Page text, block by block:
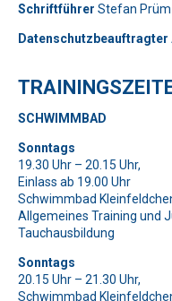
Bitte lasse dieses Feld leer.
Bitte beweise, dass du
Bitte lasse dieses Feld leer.
Bitte beweise, dass
Bitte lasse dieses Feld leer.
Bitte beweise, dass
Bitte lasse dieses Feld leer.
Bitte beweise, dass
Bitte lasse dieses Feld leer.
Bitte beweise, dass du
Bitte lasse dieses Feld leer.
Schriftführer Stefan Prüm
Datenschutzbeauftragter
SCHWIMMBAD
Sonntags
19.30 Uhr – 20.15 Uhr,
Einlass ab 19.00 Uhr
Schwimmbad
Allgemeines Training und
Tauchausbildung
Sonntags
20.15 Uhr – 21.30 Uhr,
Schwimmbad